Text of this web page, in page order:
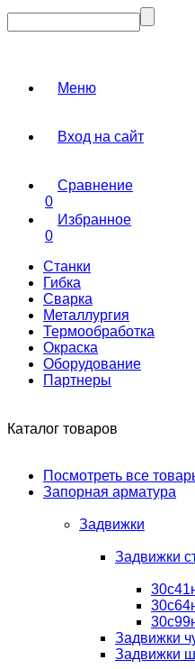
Меню
Вход на сайт
Сравнение
0
Избранное
0
Станки
Гибка
Сварка
Металлургия
Термообработка
Окраска
Оборудование
Партнеры
Каталог товаров
Посмотреть все
Запорная арматура
Задвижки
Задвижки
Задвижки
Задвижки